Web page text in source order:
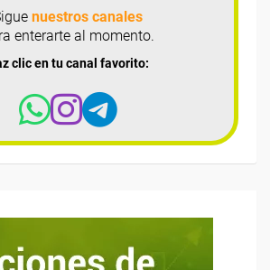
nuestros canales
enterarte al momento.
clic en tu canal favorito: